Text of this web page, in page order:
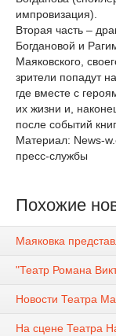
импровизация).
Вторая часть –
Богдановой и
Маяковского,
зрители попадут
где вместе с
их жизни и,
после событий
Материал: News-
пресс-службы
Похожие
Маяковка
"Театр Романа
Новости Театра
На сцене Театра